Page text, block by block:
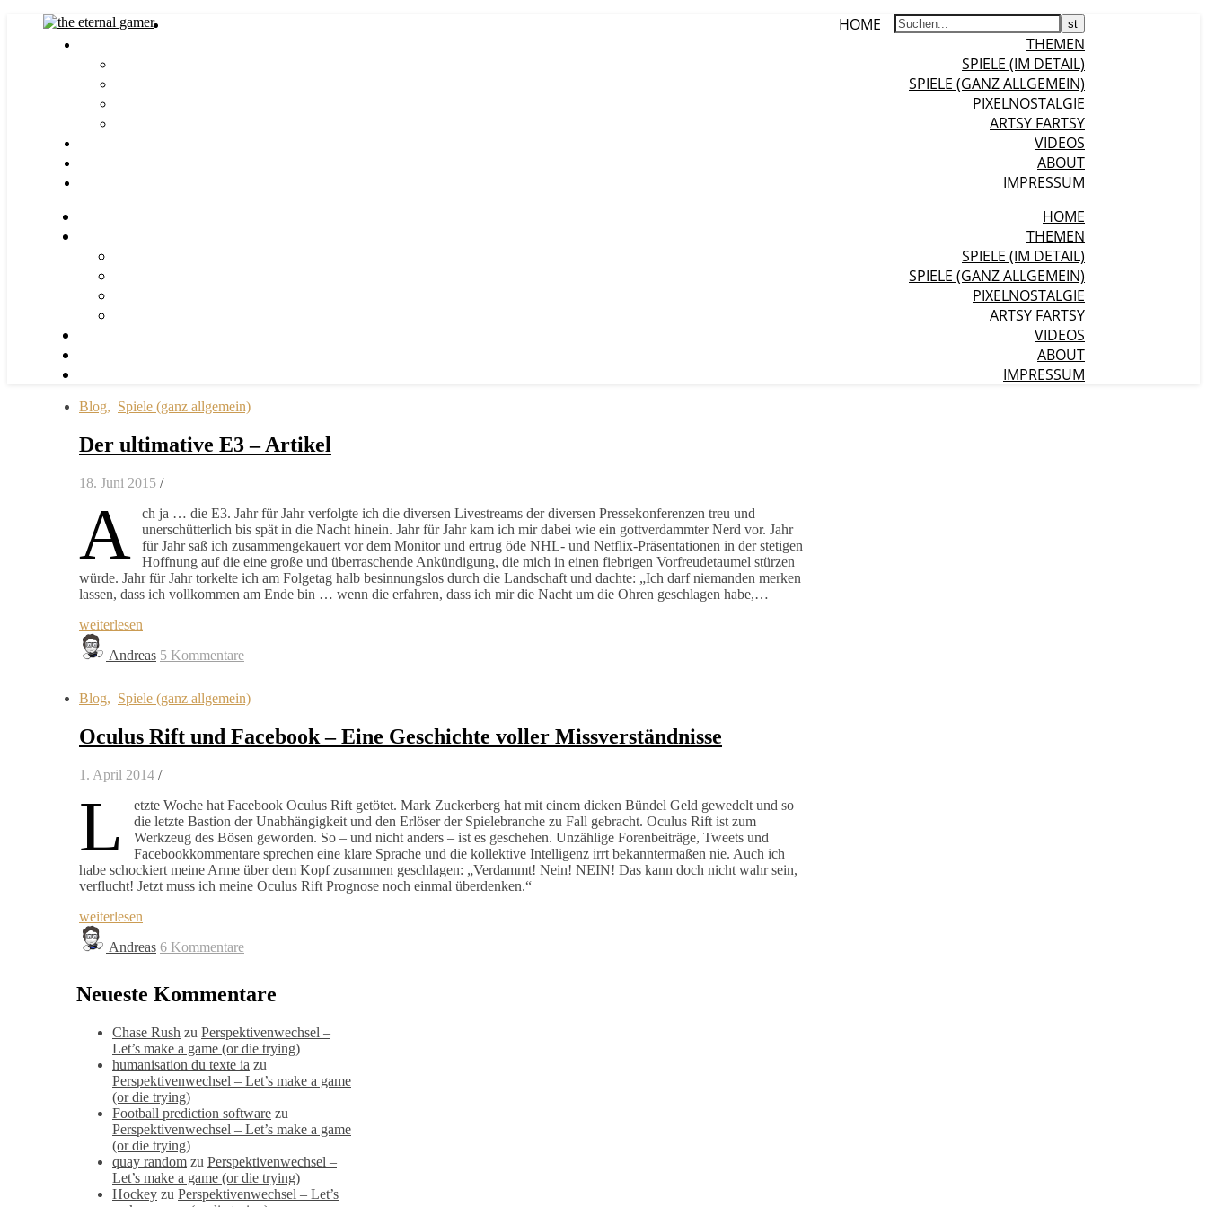
HOME
THEMEN
SPIELE (IM DETAIL)
SPIELE (GANZ ALLGEMEIN)
PIXELNOSTALGIE
ARTSY FARTSY
VIDEOS
ABOUT
IMPRESSUM
HOME
THEMEN
SPIELE (IM DETAIL)
SPIELE (GANZ ALLGEMEIN)
PIXELNOSTALGIE
ARTSY FARTSY
VIDEOS
ABOUT
IMPRESSUM
Blog, Spiele (ganz allgemein)
Der ultimative E3 – Artikel
18. Juni 2015 /
A
ch ja … die E3. Jahr für Jahr verfolgte ich die diversen Livestreams der diversen Pressekonferenzen treu und
unerschütterlich bis spät in die Nacht hinein. Jahr für Jahr kam ich mir dabei wie ein gottverdammter Nerd vor. Jahr
für Jahr saß ich zusammengekauert vor dem Monitor und ertrug öde NHL- und Netflix-Präsentationen in der stetigen
Hoffnung auf die eine große und überraschende Ankündigung, die mich in einen fiebrigen Vorfreudetaumel stürzen
würde. Jahr für Jahr torkelte ich am Folgetag halb besinnungslos durch die Landschaft und dachte: „Ich darf niemanden merken
lassen, dass ich vollkommen am Ende bin … wenn die erfahren, dass ich mir die Nacht um die Ohren geschlagen habe,…
weiterlesen
Andreas 5 Kommentare
Blog, Spiele (ganz allgemein)
Oculus Rift und Facebook – Eine Geschichte voller Missverständnisse
1. April 2014 /
L
etzte Woche hat Facebook Oculus Rift getötet. Mark Zuckerberg hat mit einem dicken Bündel Geld gewedelt und so
die letzte Bastion der Unabhängigkeit und den Erlöser der Spielebranche zu Fall gebracht. Oculus Rift ist zum
Werkzeug des Bösen geworden. So – und nicht anders – ist es geschehen. Unzählige Forenbeiträge, Tweets und
Facebookkommentare sprechen eine klare Sprache und die kollektive Intelligenz irrt bekanntermaßen nie. Auch ich
habe schockiert meine Arme über dem Kopf zusammen geschlagen: „Verdammt! Nein! NEIN! Das kann doch nicht wahr sein,
verflucht! Jetzt muss ich meine Oculus Rift Prognose noch einmal überdenken.“
weiterlesen
Andreas 6 Kommentare
Neueste Kommentare
Chase Rush zu Perspektivenwechsel –
Let’s make a game (or die trying)
humanisation du texte ia zu
Perspektivenwechsel – Let’s make a game
(or die trying)
Football prediction software zu
Perspektivenwechsel – Let’s make a game
(or die trying)
quay random zu Perspektivenwechsel –
Let’s make a game (or die trying)
Hockey zu Perspektivenwechsel – Let’s